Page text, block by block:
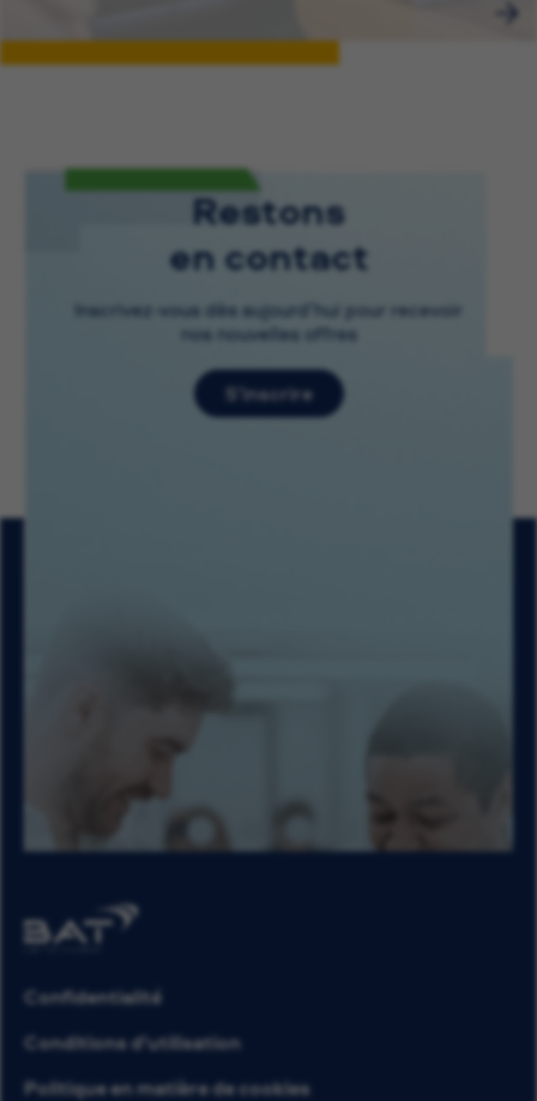
Restons
en contact
Inscrivez-vous dès aujourd’hui pour recevoir
nos nouvelles offres
S’inscrire
Confidentialité
Conditions d’utilisation
Politique en matière de cookies